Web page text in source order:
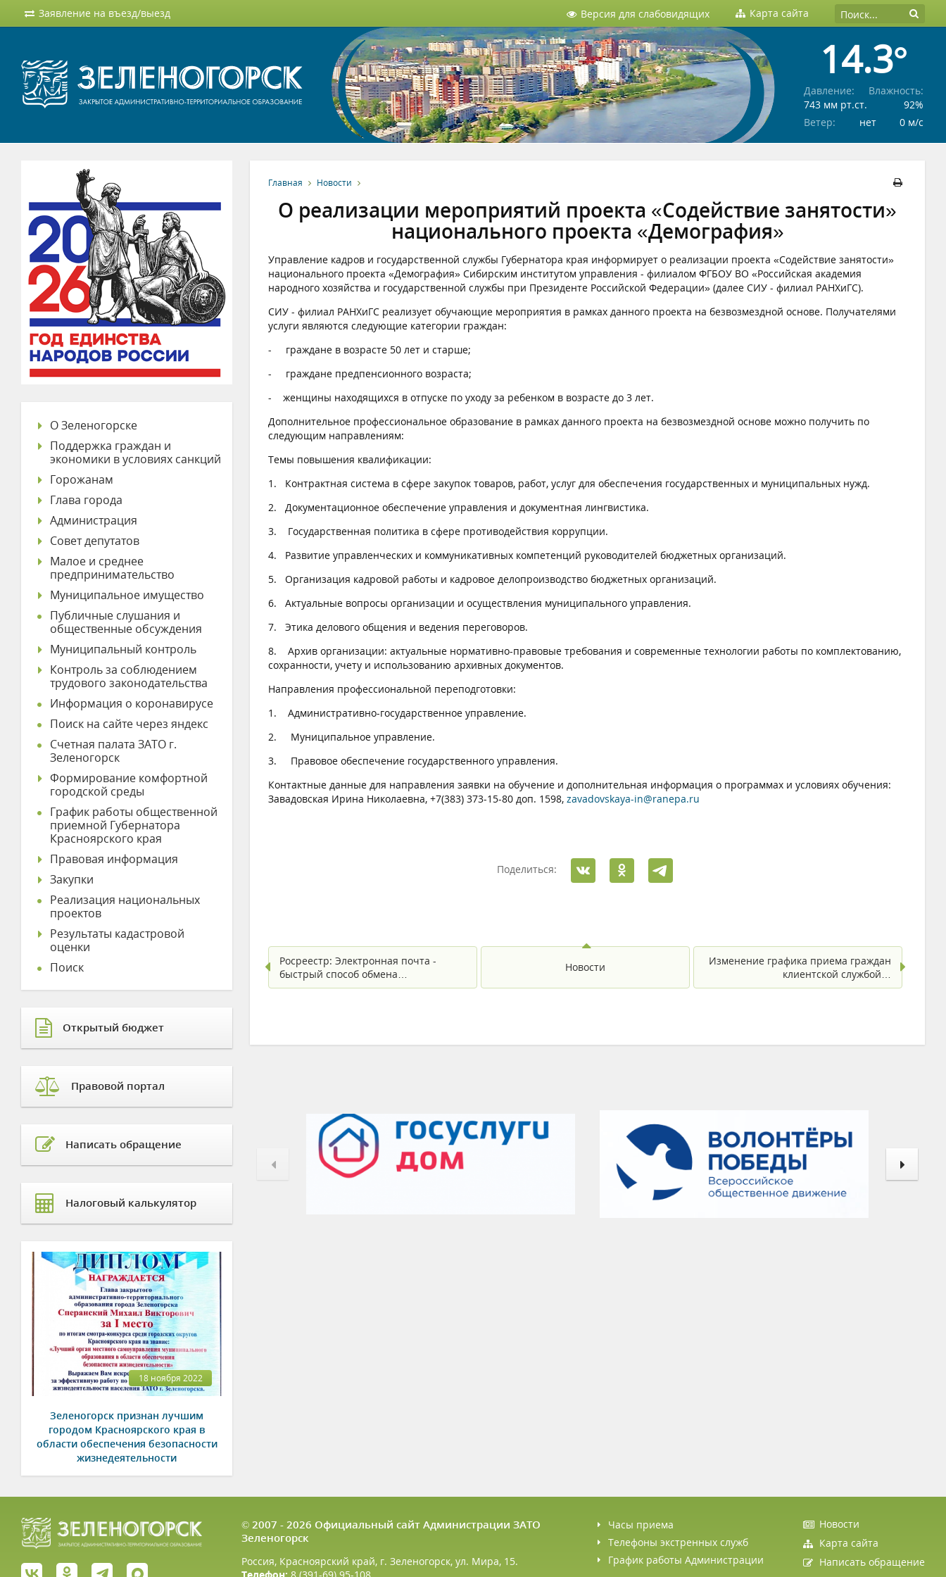
Заявление на въезд/выезд Версия для слабовидящих Карта сайта
14.3°
Давление:
743 мм рт.ст.
Влажность:
92%
Ветер:
нет 0 м/c
Главная Новости
О реализации мероприятий проекта «Содействие занятости»
национального проекта «Демография»
Управление кадров и государственной службы Губернатора края информирует о реализации проекта «Содействие занятости»
национального проекта «Демография» Сибирским институтом управления - филиалом ФГБОУ ВО «Российская академия
народного хозяйства и государственной службы при Президенте Российской Федерации» (далее СИУ - филиал РАНХиГС).
СИУ - филиал РАНХиГС реализует обучающие мероприятия в рамках данного проекта на безвозмездной основе. Получателями
услуги являются следующие категории граждан:
- граждане в возрасте 50 лет и старше;
- граждане предпенсионного возраста;
- женщины находящихся в отпуске по уходу за ребенком в возрасте до 3 лет.
Дополнительное профессиональное образование в рамках данного проекта на безвозмездной основе можно получить по
следующим направлениям:
Темы повышения квалификации:
1. Контрактная система в сфере закупок товаров, работ, услуг для обеспечения государственных и муниципальных нужд.
2. Документационное обеспечение управления и документная лингвистика.
3. Государственная политика в сфере противодействия коррупции.
4. Развитие управленческих и коммуникативных компетенций руководителей бюджетных организаций.
5. Организация кадровой работы и кадровое делопроизводство бюджетных организаций.
6. Актуальные вопросы организации и осуществления муниципального управления.
7. Этика делового общения и ведения переговоров.
8. Архив организации: актуальные нормативно-правовые требования и современные технологии работы по комплектованию,
сохранности, учету и использованию архивных документов.
Направления профессиональной переподготовки:
1. Административно-государственное управление.
2. Муниципальное управление.
3. Правовое обеспечение государственного управления.
Контактные данные для направления заявки на обучение и дополнительная информация о программах и условиях обучения:
Завадовская Ирина Николаевна, +7(383) 373-15-80 доп. 1598, zavadovskaya-in@ranepa.ru
Поделиться:
Росреестр: Электронная почта -
быстрый способ обмена…
Новости
Изменение графика приема граждан
клиентской службой…
О Зеленогорске
Поддержка граждан и
экономики в условиях санкций
Горожанам
Глава города
Администрация
Совет депутатов
Малое и среднее
предпринимательство
Муниципальное имущество
Публичные слушания и
общественные обсуждения
Муниципальный контроль
Контроль за соблюдением
трудового законодательства
Информация о коронавирусе
Поиск на сайте через яндекс
Счетная палата ЗАТО г.
Зеленогорск
Формирование комфортной
городской среды
График работы общественной
приемной Губернатора
Красноярского края
Правовая информация
Закупки
Реализация национальных
проектов
Результаты кадастровой
оценки
Поиск
Открытый бюджет
Правовой портал
Написать обращение
Налоговый калькулятор
18 ноября 2022
Зеленогорск признан лучшим
городом Красноярского края в
области обеспечения безопасности
жизнедеятельности
© 2007 - 2026 Официальный сайт Администрации ЗАТО
Зеленогорск
Россия, Красноярский край, г. Зеленогорск, ул. Мира, 15.
Часы приема
Телефоны экстренных служб
График работы Администрации
Новости
Карта сайта
Написать обращение